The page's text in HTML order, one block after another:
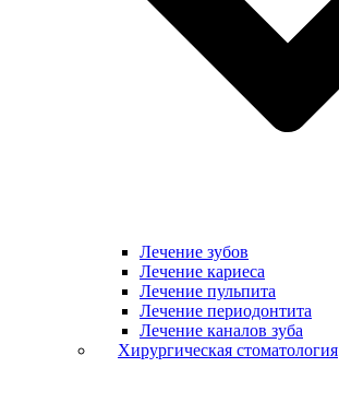
Лечение зубов
Лечение кариеса
Лечение пульпита
Лечение периодонтита
Лечение каналов зуба
Хирургическая стоматология